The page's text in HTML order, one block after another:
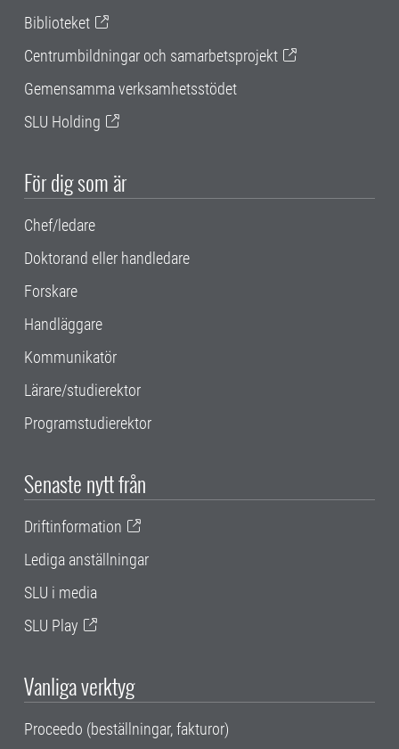
Biblioteket
Centrumbildningar och samarbetsprojekt
Gemensamma verksamhetsstödet
SLU Holding
För dig som är
Chef/ledare
Doktorand eller handledare
Forskare
Handläggare
Kommunikatör
Lärare/studierektor
Programstudierektor
Senaste nytt från
Driftinformation
Lediga anställningar
SLU i media
SLU Play
Vanliga verktyg
Proceedo (beställningar, fakturor)